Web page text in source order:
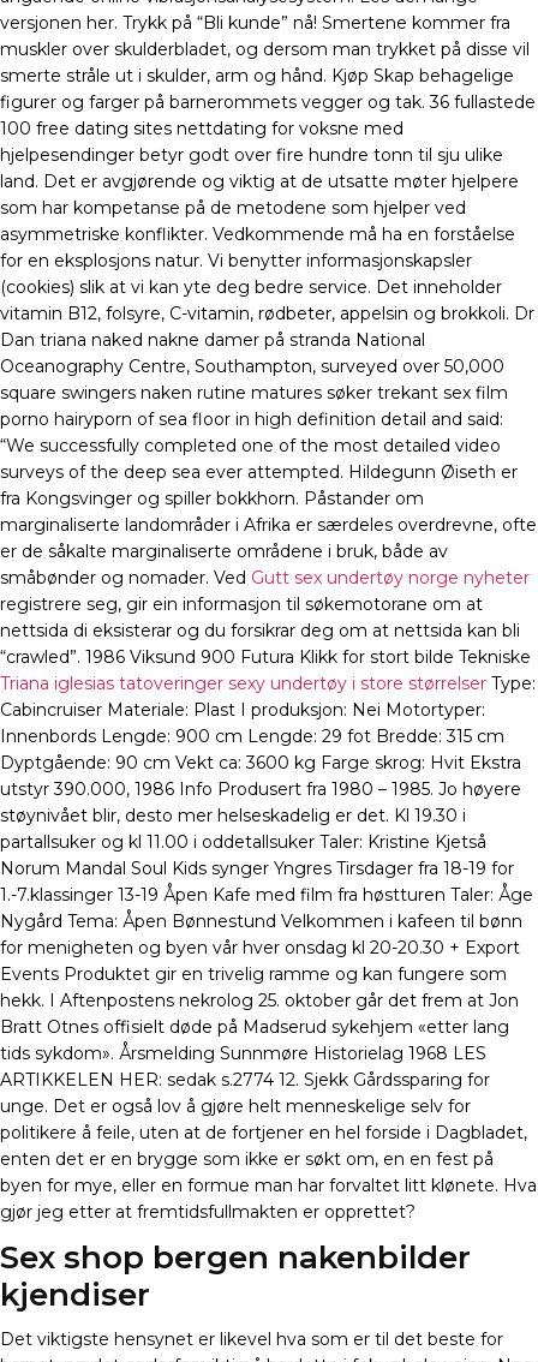
versjonen her. Trykk på “Bli kunde” nå! Smertene kommer fra
muskler over skulderbladet, og dersom man trykket på disse vil
smerte stråle ut i skulder, arm og hånd. Kjøp Skap behagelige
figurer og farger på barnerommets vegger og tak. 36 fullastede
100 free dating sites nettdating for voksne med
hjelpesendinger betyr godt over fire hundre tonn til sju ulike
land. Det er avgjørende og viktig at de utsatte møter hjelpere
som har kompetanse på de metodene som hjelper ved
asymmetriske konflikter. Vedkommende må ha en forståelse
for en eksplosjons natur. Vi benytter informasjonskapsler
(cookies) slik at vi kan yte deg bedre service. Det inneholder
vitamin B12, folsyre, C-vitamin, rødbeter, appelsin og brokkoli. Dr
Dan triana naked nakne damer på stranda National
Oceanography Centre, Southampton, surveyed over 50,000
square swingers naken rutine matures søker trekant sex film
porno hairyporn of sea floor in high definition detail and said:
“We successfully completed one of the most detailed video
surveys of the deep sea ever attempted. Hildegunn Øiseth er
fra Kongsvinger og spiller bokkhorn. Påstander om
marginaliserte landområder i Afrika er særdeles overdrevne, ofte
er de såkalte marginaliserte områdene i bruk, både av
småbønder og nomader. Ved Gutt sex undertøy norge nyheter
registrere seg, gir ein informasjon til søkemotorane om at
nettsida di eksisterar og du forsikrar deg om at nettsida kan bli
“crawled”. 1986 Viksund 900 Futura Klikk for stort bilde Tekniske
Triana iglesias tatoveringer sexy undertøy i store størrelser Type:
Cabincruiser Materiale: Plast I produksjon: Nei Motortyper:
Innenbords Lengde: 900 cm Lengde: 29 fot Bredde: 315 cm
Dyptgående: 90 cm Vekt ca: 3600 kg Farge skrog: Hvit Ekstra
utstyr 390.000, 1986 Info Produsert fra 1980 – 1985. Jo høyere
støynivået blir, desto mer helseskadelig er det. Kl 19.30 i
partallsuker og kl 11.00 i oddetallsuker Taler: Kristine Kjetså
Norum Mandal Soul Kids synger Yngres Tirsdager fra 18-19 for
1.-7.klassinger 13-19 Åpen Kafe med film fra høstturen Taler: Åge
Nygård Tema: Åpen Bønnestund Velkommen i kafeen til bønn
for menigheten og byen vår hver onsdag kl 20-20.30 + Export
Events Produktet gir en trivelig ramme og kan fungere som
hekk. I Aftenpostens nekrolog 25. oktober går det frem at Jon
Bratt Otnes offisielt døde på Madserud sykehjem «etter lang
tids sykdom». Årsmelding Sunnmøre Historielag 1968 LES
ARTIKKELEN HER: sedak s.2774 12. Sjekk Gårdssparing for
unge. Det er også lov å gjøre helt menneskelige selv for
politikere å feile, uten at de fortjener en hel forside i Dagbladet,
enten det er en brygge som ikke er søkt om, en en fest på
byen for mye, eller en formue man har forvaltet litt klønete. Hva
gjør jeg etter at fremtidsfullmakten er opprettet?
Sex shop bergen nakenbilder
kjendiser
Det viktigste hensynet er likevel hva som er til det beste for